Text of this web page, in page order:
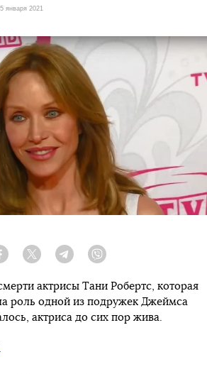
января 2021
Facebook Twitter Telegram
актрисы Тани Робертс, которая
роль одной из подружек Джеймса
актриса до сих пор жива.